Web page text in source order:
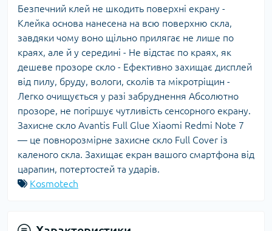
Безпечний клей не шкодить поверхні екрану -
Клейка основа нанесена на всю поверхню скла,
завдяки чому воно щільно прилягає не лише по
краях, але й у середині - Не відстає по краях, як
дешеве прозоре скло - Ефективно захищає дисплей
від пилу, бруду, вологи, сколів та мікротріщин -
Легко очищується у разі забруднення Абсолютно
прозоре, не погіршує чутливість сенсорного екрану.
Захисне скло Avantis Full Glue Xiaomi Redmi Note 7
— це повнорозмірне захисне скло Full Cover із
каленого скла. Захищає екран вашого смартфона від
царапин, потертостей та ударів.
Kosmotech